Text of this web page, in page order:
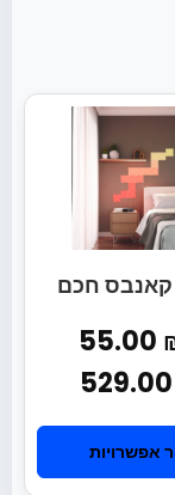
קאנבס חכם
55.00
529.00
אפשרויות